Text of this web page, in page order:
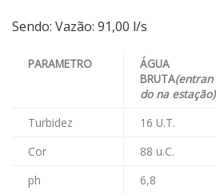
Sendo: Vazão: 91,00 l/s
PARAMETRO
ÁGUA
BRUTA(entran
do na estação)
Turbidez
16 U.T.
Cor
88 u.C.
ph
6,8